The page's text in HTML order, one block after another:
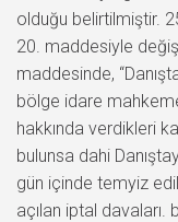
olduğu belirtilmiştir.
20. maddesiyle
maddesinde,
bölge idare
hakkında verdikleri
bulunsa dahi
gün içinde temyiz
açılan iptal davaları.